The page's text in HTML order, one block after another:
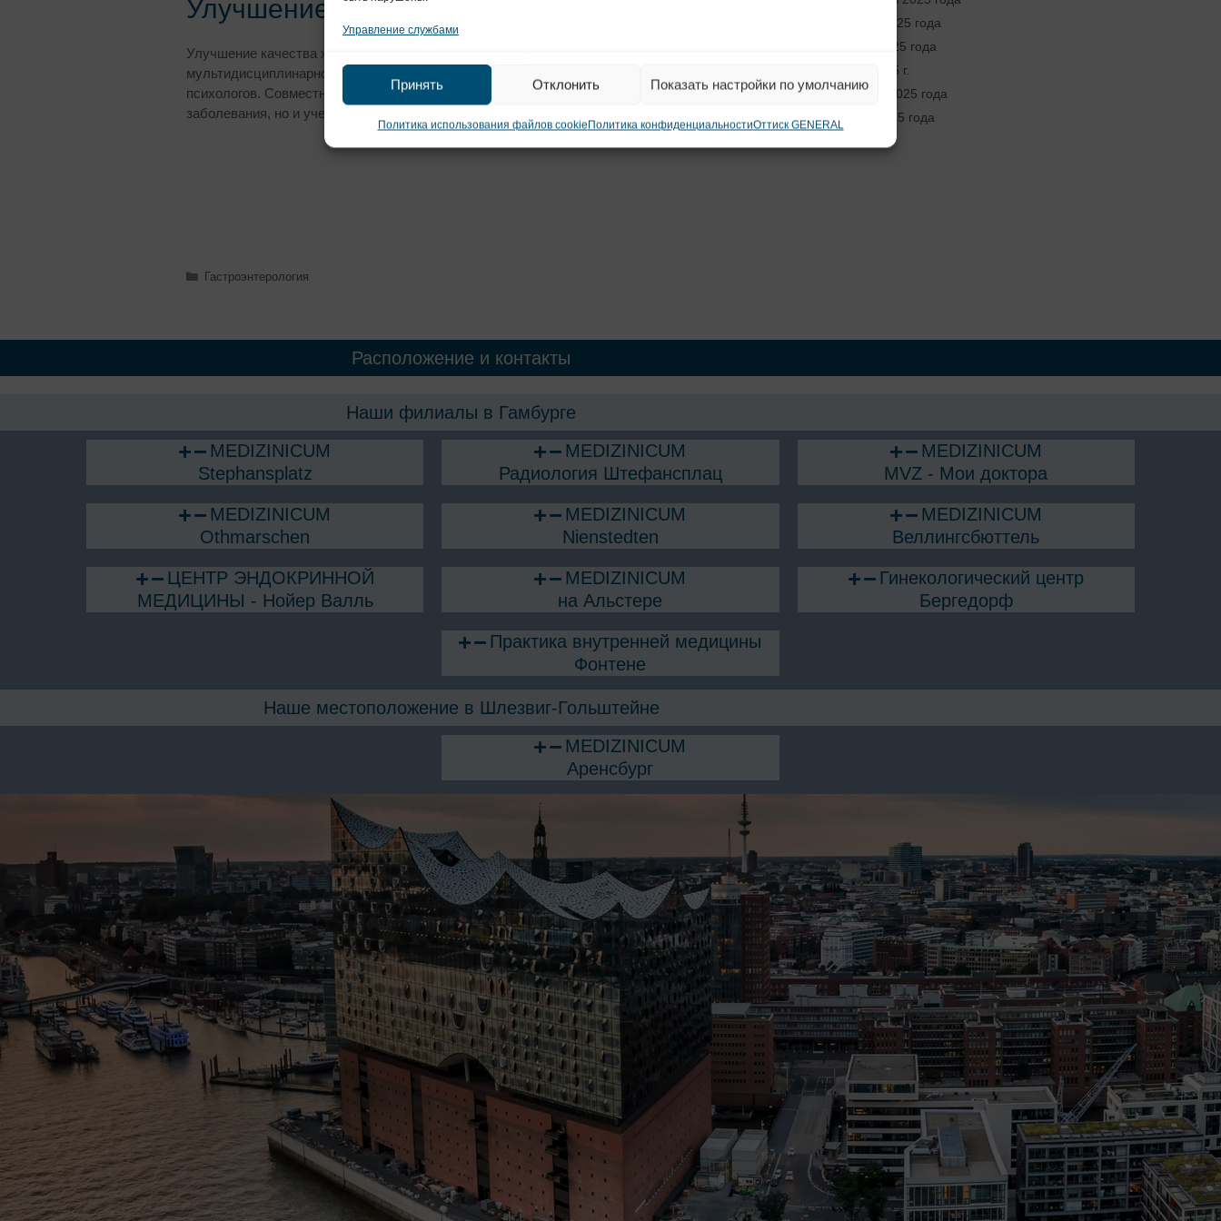
Управление службами
Принять Отклонить Показать настройки по умолчанию
Политика использования файлов cookieПолитика конфиденциальностиОттиск GENERAL
Улучшение качества жизни при болезни Крона
Улучшение качества жизни пациентов с болезнью Крона требует участия
мультидисциплинарной команды, состоящей из гастроэнтерологов, хирургов, диетологов и
психологов. Совместными усилиями можно устранить не только физические симптомы
заболевания, но и учесть психосоциальные аспекты для обеспечения комплексного ухода.
Гастроэнтерология
Август 2025 года
Июнь 2025 года
Май 2025 г.
Апрель 2025 года
Март 2025 года
Расположение и контакты
Наши филиалы в Гамбурге
MEDIZINICUM
Stephansplatz
MEDIZINICUM
Радиология Штефансплац
MEDIZINICUM
MVZ - Мои доктора
MEDIZINICUM
Othmarschen
MEDIZINICUM
Nienstedten
MEDIZINICUM
Веллингсбюттель
ЦЕНТР ЭНДОКРИННОЙ
МЕДИЦИНЫ - Нойер Валль
MEDIZINICUM
на Альстере
Гинекологический центр
Бергедорф
Практика внутренней медицины
Фонтене
Наше местоположение в Шлезвиг-Гольштейне
MEDIZINICUM
Аренсбург